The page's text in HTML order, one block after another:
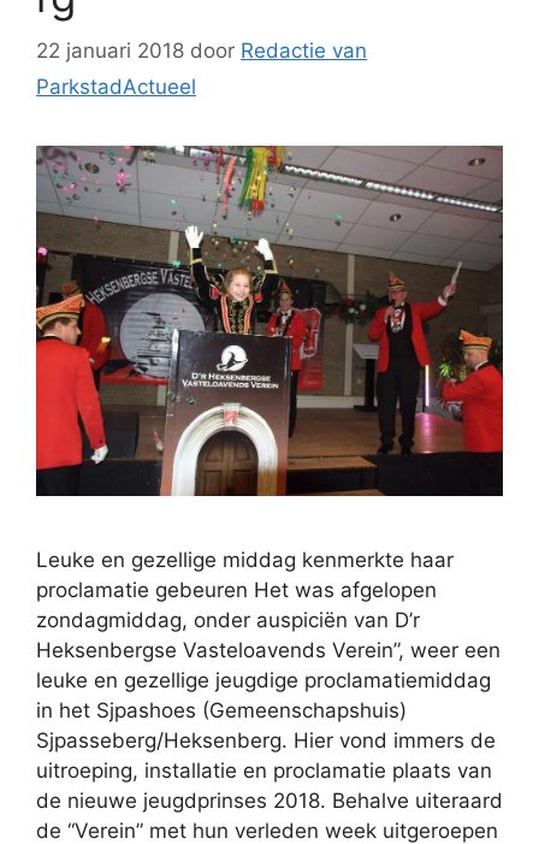
22 januari 2018 door Redactie van
ParkstadActueel
Leuke en gezellige middag kenmerkte haar
proclamatie gebeuren Het was afgelopen
zondagmiddag, onder auspiciën van D’r
Heksenbergse Vasteloavends Verein”, weer een
leuke en gezellige jeugdige proclamatiemiddag
in het Sjpashoes (Gemeenschapshuis)
Sjpasseberg/Heksenberg. Hier vond immers de
uitroeping, installatie en proclamatie plaats van
de nieuwe jeugdprinses 2018. Behalve uiteraard
de “Verein” met hun verleden week uitgeroepen